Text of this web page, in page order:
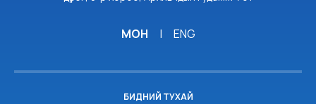
МОН | ENG
БИДНИЙ ТУХАЙ